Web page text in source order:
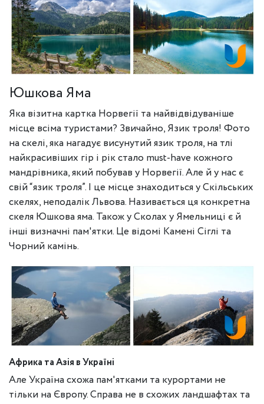
Юшкова Яма
Яка візитна картка Норвегії та найвідвідуваніше
місце всіма туристами? Звичайно, Язик троля! Фото
на скелі, яка нагадує висунутий язик троля, на тлі
найкрасивіших гір і рік стало must-have кожного
мандрівника, який побував у Норвегії. Але й у нас є
свій “язик троля”. І це місце знаходиться у Скільських
скелях, неподалік Львова. Називається ця конкретна
скеля Юшкова яма. Також у Сколах у Ямельниці є й
інші визначні пам'ятки. Це відомі Камені Сіглі та
Чорний камінь.
Африка та Азія в Україні
Але Україна схожа пам'ятками та курортами не
тільки на Європу. Справа не в схожих ландшафтах та